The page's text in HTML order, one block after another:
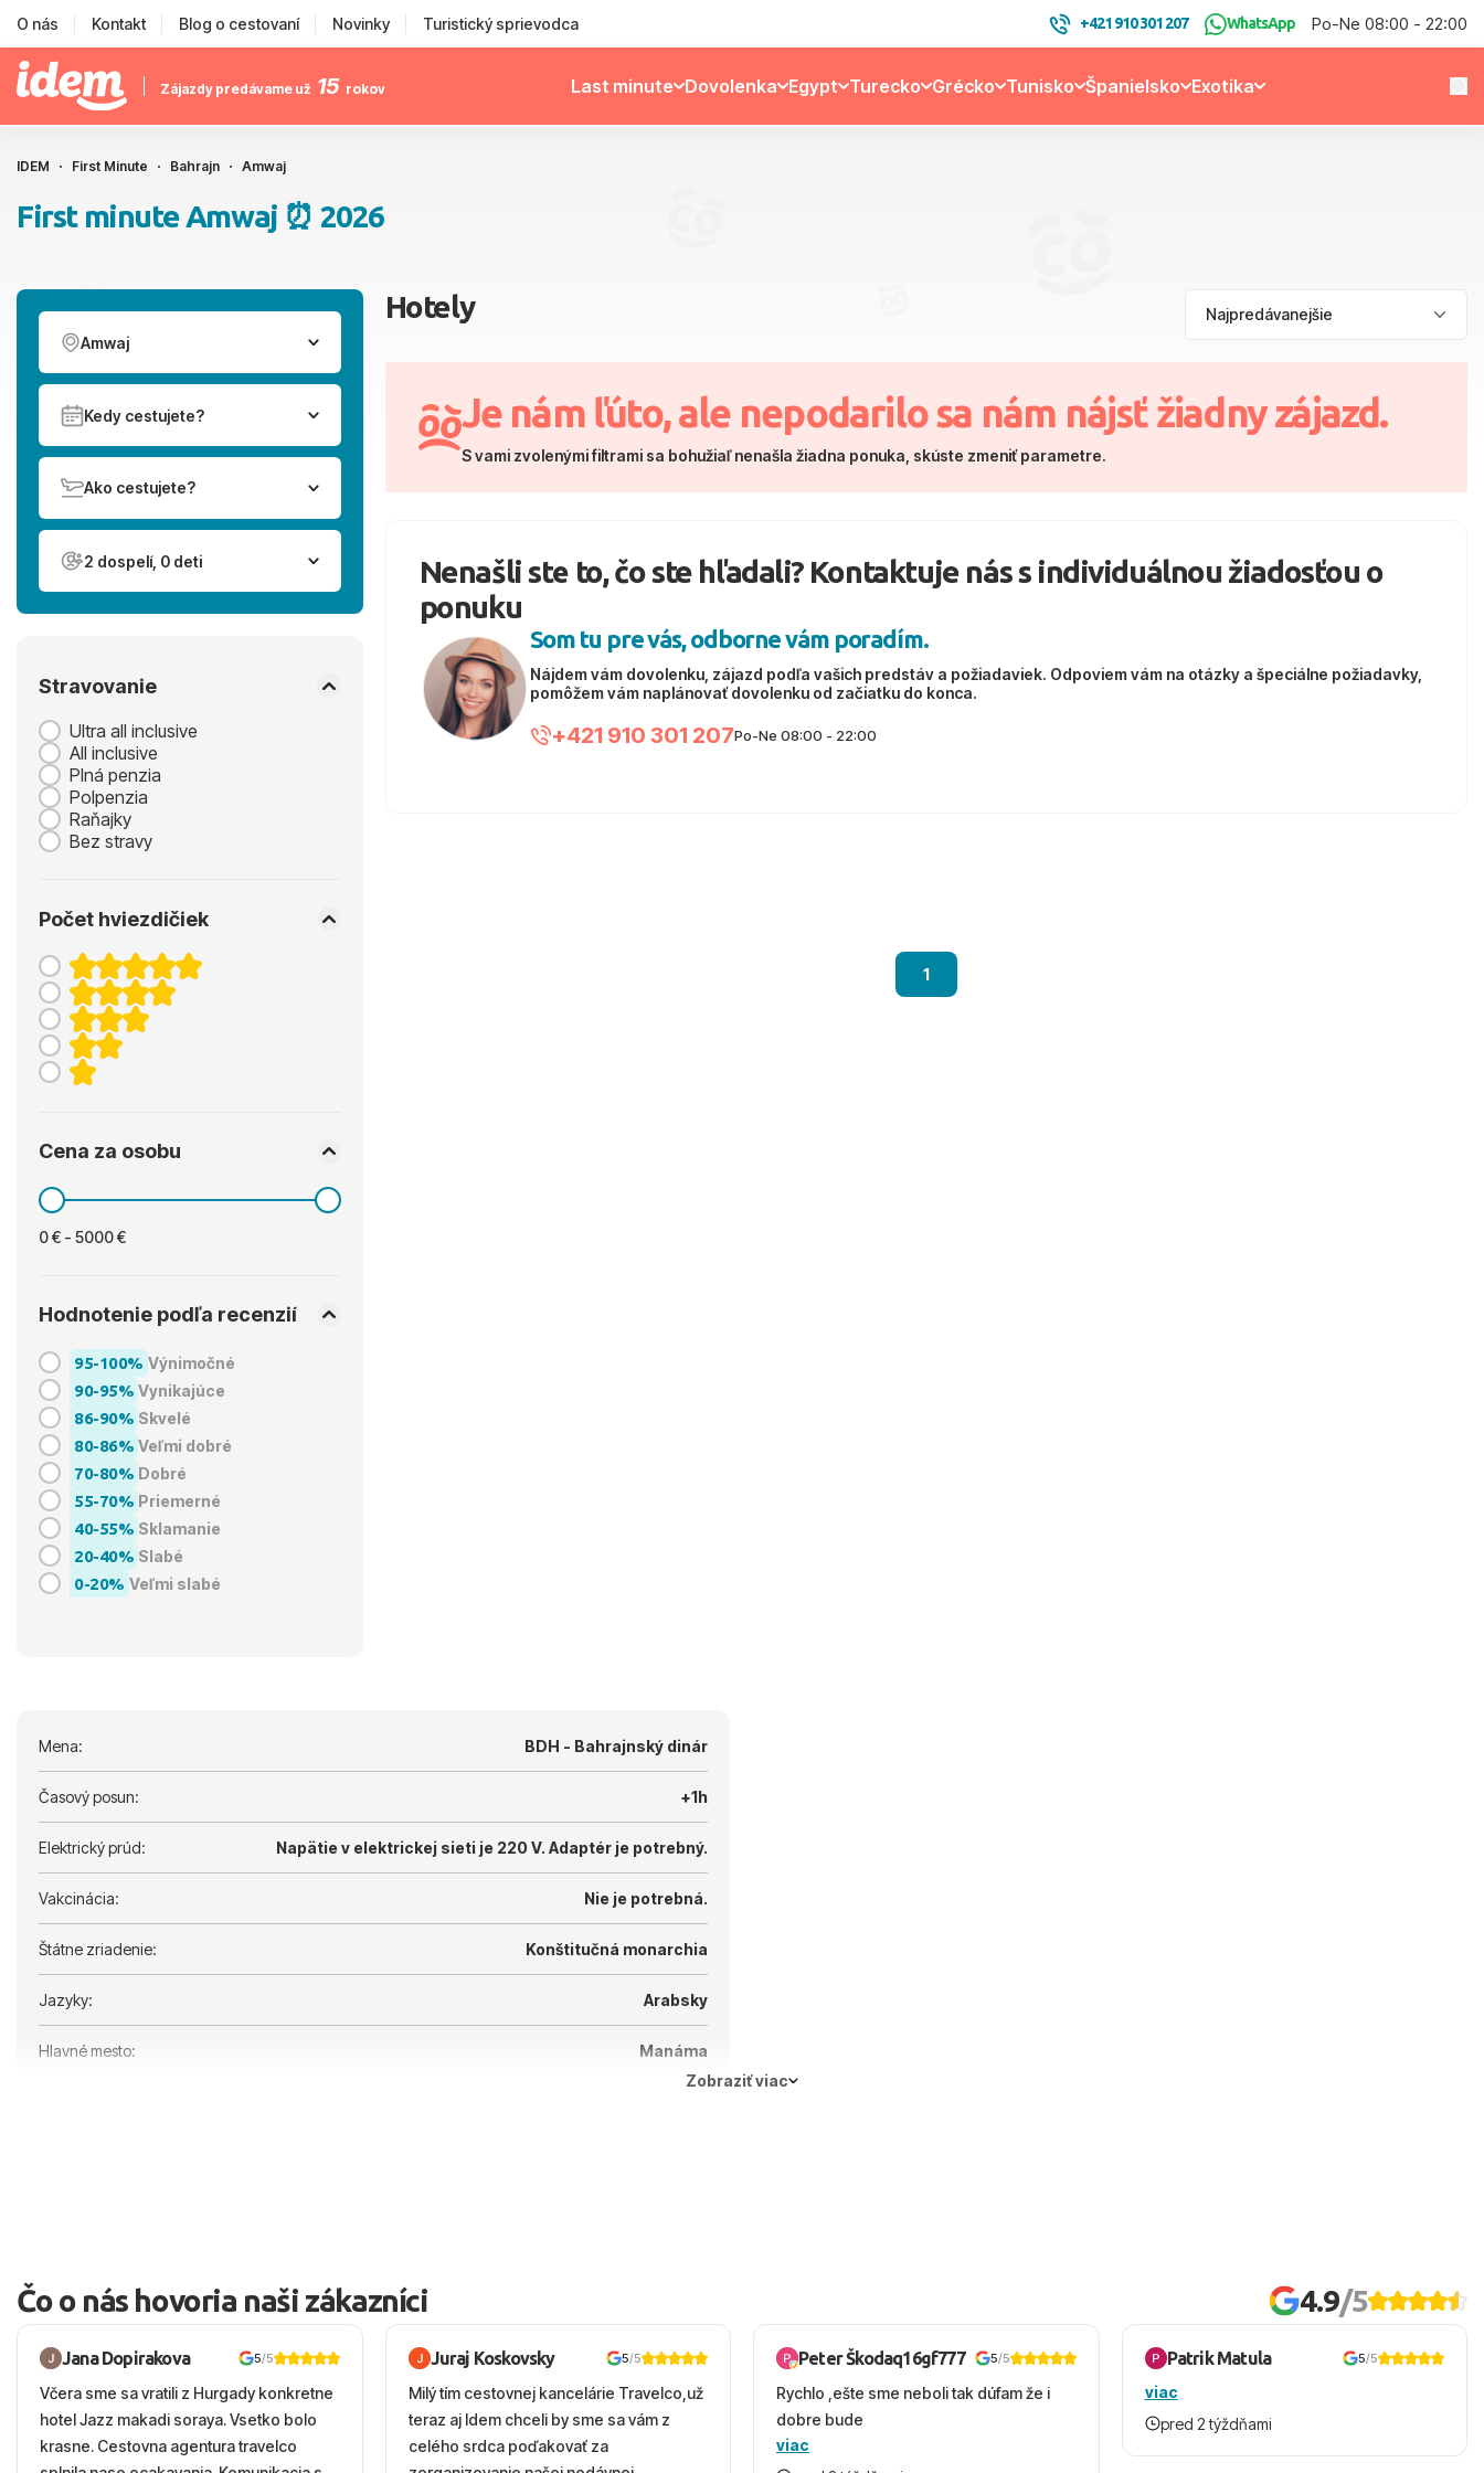
O nás Kontakt Blog o cestovaní Novinky Turistický sprievodca +421 910 301 207 WhatsApp Po-Ne 08:00 - 22:00
Zájazdy predávame už 15 rokov Last minute Dovolenka Egypt Turecko Grécko Tunisko Španielsko Exotika
IDEM First Minute Bahrajn Amwaj
First minute Amwaj ⏰ 2026
Amwaj
Kedy cestujete?
Ako cestujete?
2 dospelí, 0 deti
Stravovanie
Ultra all inclusive
All inclusive
Plná penzia
Polpenzia
Raňajky
Bez stravy
Počet hviezdičiek
Cena za osobu
0 € - 5000 €
Hodnotenie podľa recenzií
95-100% Výnimočné
90-95% Vynikajúce
86-90% Skvelé
80-86% Veľmi dobré
70-80% Dobré
55-70% Priemerné
40-55% Sklamanie
20-40% Slabé
0-20% Veľmi slabé
Hotely
Je nám ľúto, ale nepodarilo sa nám nájsť žiadny zájazd.
S vami zvolenými filtrami sa bohužiaľ nenašla žiadna ponuka, skúste zmeniť parametre.
Nenašli ste to, čo ste hľadali? Kontaktuje nás s individuálnou žiadosťou o
ponuku
Som tu pre vás, odborne vám poradím.
Nájdem vám dovolenku, zájazd podľa vašich predstáv a požiadaviek. Odpoviem vám na otázky a špeciálne požiadavky,
pomôžem vám naplánovať dovolenku od začiatku do konca.
+421 910 301 207Po-Ne 08:00 - 22:00
1
Mena: BDH - Bahrajnský dinár
Časový posun: +1h
Elektrický prúd: Napätie v elektrickej sieti je 220 V. Adaptér je potrebný.
Vakcinácia: Nie je potrebná.
Štátne zriadenie: Konštitučná monarchia
Jazyky: Arabsky
Hlavné mesto:
Manáma
Zobraziť viac
Čo o nás hovoria naši zákazníci 4.9/5
Jana Dopirakova 5/5
Včera sme sa vratili z Hurgady konkretne
hotel Jazz makadi soraya. Vsetko bolo
krasne. Cestovna agentura travelco
Juraj Koskovsky 5/5
Milý tím cestovnej kancelárie Travelco,už
teraz aj Idem chceli by sme sa vám z
celého srdca poďakovať za
Peter Škodaq16gf777 5/5
Rychlo ,ešte sme neboli tak dúfam že i
dobre bude
viac
Patrik Matula 5/5
viac
pred 2 týždňami